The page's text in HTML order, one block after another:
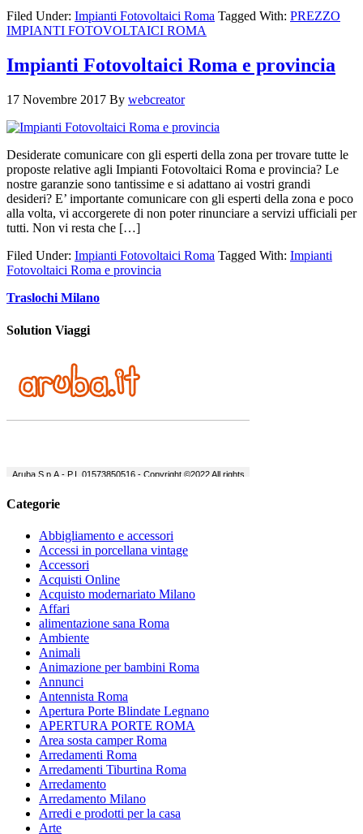
Filed Under: Impianti Fotovoltaici Roma Tagged With: PREZZO
IMPIANTI FOTOVOLTAICI ROMA
Impianti Fotovoltaici Roma e provincia
17 Novembre 2017 By webcreator
Desiderate comunicare con gli esperti della zona per trovare tutte le
proposte relative agli Impianti Fotovoltaici Roma e provincia? Le
nostre garanzie sono tantissime e si adattano ai vostri grandi
desideri? E’ importante comunicare con gli esperti della zona e poco
alla volta, vi accorgerete di non poter rinunciare a servizi ufficiali per
tutti. Non vi resta che […]
Filed Under: Impianti Fotovoltaici Roma Tagged With: Impianti
Fotovoltaici Roma e provincia
Traslochi Milano
Solution Viaggi
Categorie
Abbigliamento e accessori
Accessi in porcellana vintage
Accessori
Acquisti Online
Acquisto modernariato Milano
Affari
alimentazione sana Roma
Ambiente
Animali
Animazione per bambini Roma
Annunci
Antennista Roma
Apertura Porte Blindate Legnano
APERTURA PORTE ROMA
Area sosta camper Roma
Arredamenti Roma
Arredamenti Tiburtina Roma
Arredamento
Arredamento Milano
Arredi e prodotti per la casa
Arte